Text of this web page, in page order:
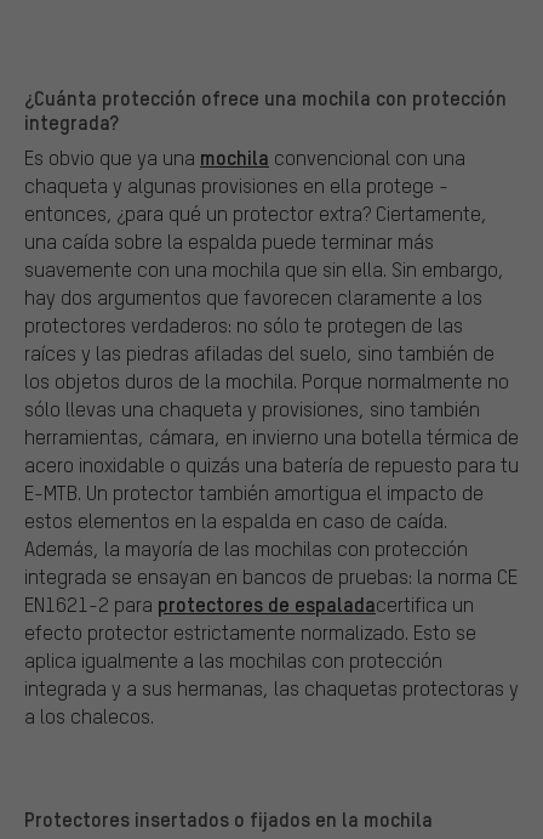
¿Cuánta protección ofrece una mochila con protección
integrada?
Es obvio que ya una mochila convencional con una
chaqueta y algunas provisiones en ella protege -
entonces, ¿para qué un protector extra? Ciertamente,
una caída sobre la espalda puede terminar más
suavemente con una mochila que sin ella. Sin embargo,
hay dos argumentos que favorecen claramente a los
protectores verdaderos: no sólo te protegen de las
raíces y las piedras afiladas del suelo, sino también de
los objetos duros de la mochila. Porque normalmente no
sólo llevas una chaqueta y provisiones, sino también
herramientas, cámara, en invierno una botella térmica de
acero inoxidable o quizás una batería de repuesto para tu
E-MTB. Un protector también amortigua el impacto de
estos elementos en la espalda en caso de caída.
Además, la mayoría de las mochilas con protección
integrada se ensayan en bancos de pruebas: la norma CE
EN1621-2 para protectores de espaladacertifica un
efecto protector estrictamente normalizado. Esto se
aplica igualmente a las mochilas con protección
integrada y a sus hermanas, las chaquetas protectoras y
a los chalecos.
Protectores insertados o fijados en la mochila